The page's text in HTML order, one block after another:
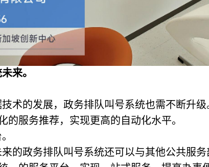
未来。
术的发展，政务排队叫号系统也需不断升
的服务推荐，实现更高的自动化水平。
的政务排队叫号系统还可以与其他公共服